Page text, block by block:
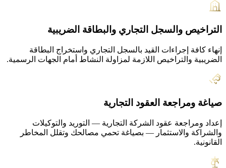
التراخيص والسجل التجاري والبطاقة الضريبية
إنهاء كافة إجراءات القيد بالسجل التجاري واستخراج البطاقة
الضريبية والتراخيص اللازمة لمزاولة النشاط أمام الجهات الرسمية.
صياغة ومراجعة العقود التجارية
إعداد ومراجعة عقود الشركة التجارية — التوريد والتوكيلات
والشراكة والاستثمار — بصياغة تحمي مصالحك وتقلل المخاطر
القانونية.